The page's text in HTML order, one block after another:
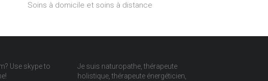
Soins à domicile et soins à distance
Use skype to
Je suis naturopathe, thérapeute
holistique, thérapeute énergéticien,